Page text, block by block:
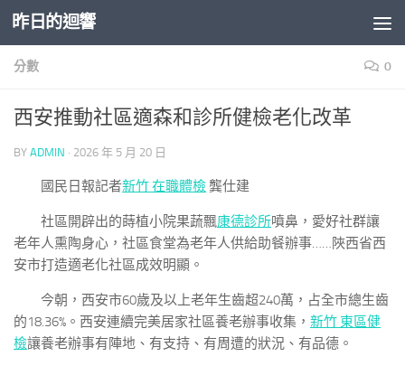
Skip to content
昨日的迴響
分數 0
西安推動社區適森和診所健檢老化改革
BY ADMIN · 2026 年 5 月 20 日
國民日報記者新竹 在職體檢龔仕建
社區開辟出的蒔植小院果蔬飄康德診所噴鼻，愛好社群讓
老年人熏陶身心，社區食堂為老年人供給助餐辦事……陜西省西
安市打造適老化社區成效明顯。
今朝，西安市60歲及以上老年生齒超240萬，占全市總生齒
的18.36%。西安連續完美居家社區養老辦事收集， 新竹 東區健
檢讓養老辦事有陣地、有支持、有周遭的狀況、有品德。